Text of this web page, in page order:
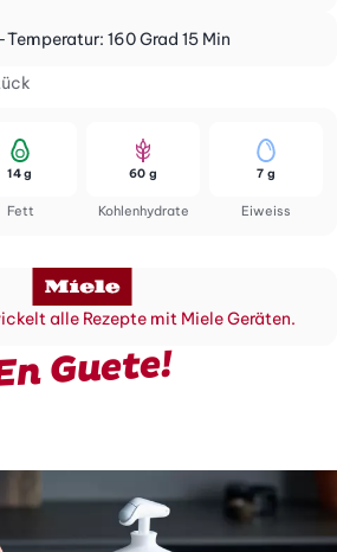
160 Grad 15 Min
Fett
14 g
Kohlenhydrate
60 g
Eiweiss
7 g
alle Rezepte mit Miele Geräten.
Guete!